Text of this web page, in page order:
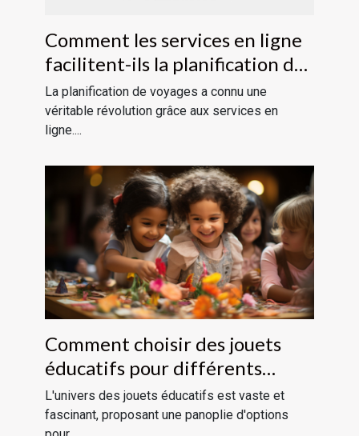
Comment les services en ligne
facilitent-ils la planification de
voyages ?
La planification de voyages a connu une
véritable révolution grâce aux services en
ligne....
Comment choisir des jouets
éducatifs pour différents
groupes d'âge
L'univers des jouets éducatifs est vaste et
fascinant, proposant une panoplie d'options